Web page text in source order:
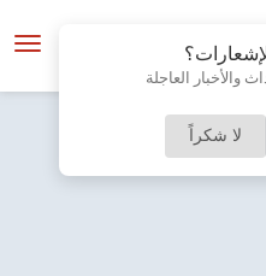
والأخبار العاجلة
لا شكراً